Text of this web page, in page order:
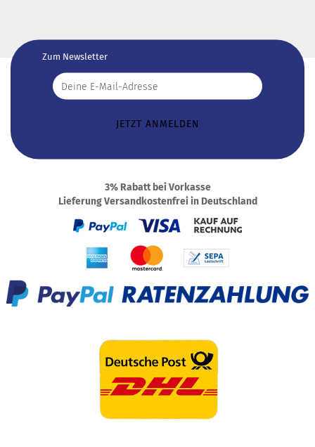
Zum Newsletter
3% Rabatt bei Vorkasse
Lieferung Versandkostenfrei in Deutschland